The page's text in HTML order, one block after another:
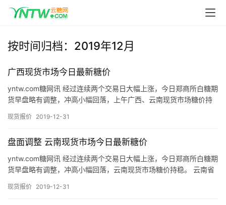
按时间归档：2019年12月
广西现货市场今日最新糖价
yntw.com糖网讯 经过连续两个交易日大幅上涨，今日郑商所白糖期
货早盘略有调整，冲高小幅回落，上午广西、云南现货市场糖价持
现货报价 2019-12-31
盘面调整 云南现货市场今日最新糖价
yntw.com糖网讯 经过连续两个交易日大幅上涨，今日郑商所白糖期
货早盘略有调整，冲高小幅回落，云南现货市场糖价持稳。 云南省
现货报价 2019-12-31